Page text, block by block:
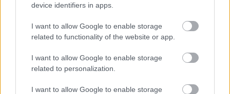
device identifiers in apps.
I want to allow Google to enable storage
related to functionality of the website or app.
I want to allow Google to enable storage
related to personalization.
I want to allow Google to enable storage
Trvalky, ktoré znesú
sucho a teplo? Tieto
ktoré slnko svieti celý
Nemusí to byť len
levanduľa! 7 fialových
vašu záhradu